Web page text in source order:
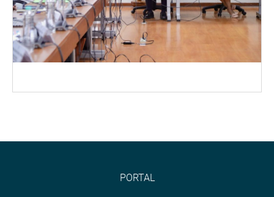
PORTAL